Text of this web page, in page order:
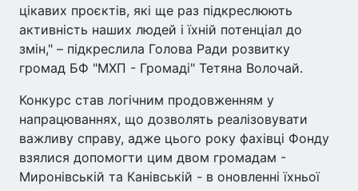
цікавих проєктів, які ще раз підкреслюють
активність наших людей і їхній потенціал до
змін," – підкреслила Голова Ради розвитку
громад БФ "МХП - Громаді" Тетяна Волочай.
Конкурс став логічним продовженням у
напрацюваннях, що дозволять реалізовувати
важливу справу, адже цього року фахівці Фонду
взялися допомогти цим двом громадам -
Миронівській та Канівській - в оновленні їхньої